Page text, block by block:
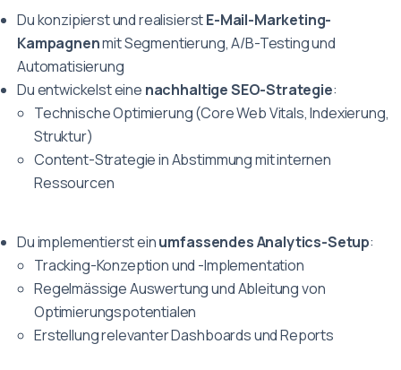
Du konzipierst und realisierstE-Mail-Marketing-
Kampagnenmit Segmentierung, A/B-Testing und
Automatisierung
Du entwickelst eine nachhaltige SEO-Strategie:
Technische Optimierung (Core Web Vitals, Indexierung,
Struktur)
Content-Strategie in Abstimmung mit internen
Ressourcen
Du implementierst einumfassendes Analytics-Setup:
Tracking-Konzeption und -Implementation
Regelmässige Auswertung und Ableitung von
Optimierungspotentialen
Erstellung relevanter Dashboards und Reports